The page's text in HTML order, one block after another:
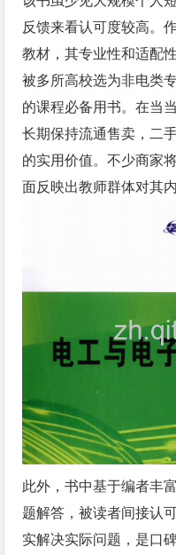
反馈来看认可度较高。
教材，其专业性和适配
被多所高校选为非电类
的课程必备用书。在当
长期保持流通售卖，二
的实用价值。不少商家
面反映出教师群体对其
此外，书中基于编者丰
题解答，被读者间接认
实解决实际问题，是口